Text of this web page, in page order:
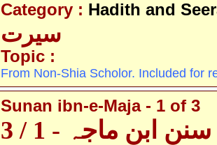
Category : Hadith and
سیرت
Topic :
From Non-Shia Scholor. Included for
Sunan ibn-e-Maja - 1 of 3
سنن ابن ماجہ - 1 / 3